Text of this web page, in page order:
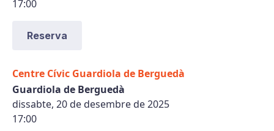
17:00
Reserva
Centre Cívic Guardiola de Berguedà
Guardiola de Berguedà
dissabte, 20 de desembre de 2025
17:00